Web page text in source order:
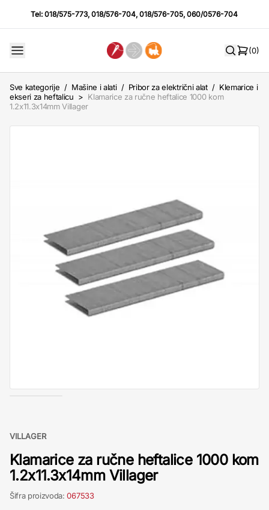
Tel:018/575-773,018/576-704,018/576-705,060/0576-704
(0)
Sve kategorije / Mašine i alati / Pribor za električni alat / Klemarice i
ekseri za heftalicu > Klamarice za ručne heftalice 1000 kom
1.2x11.3x14mm Villager
VILLAGER
Klamarice za ručne heftalice 1000 kom
1.2x11.3x14mm Villager
Šifra proizvoda:067533